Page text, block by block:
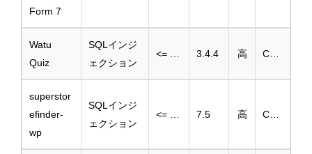
Form 7
Watu
Quiz
SQLインジ
ェクション
3.4.4 高
superstor
efinder-
wp
SQLインジ
ェクション
7.5 高